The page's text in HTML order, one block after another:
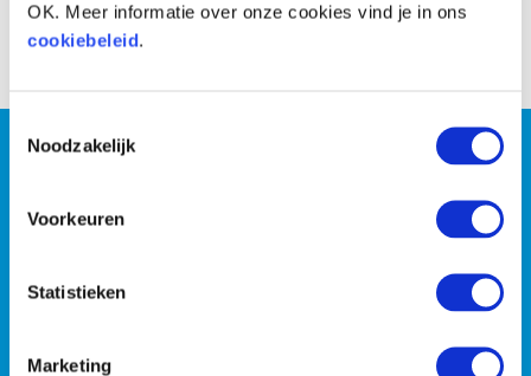
OK. Meer informatie over onze cookies vind je in ons
cookiebeleid.
Noodzakelijk
Voorkeuren
Statistieken
Marketing
Voor
Wil jij persoonlijke coaching
of wil je liever met z’n